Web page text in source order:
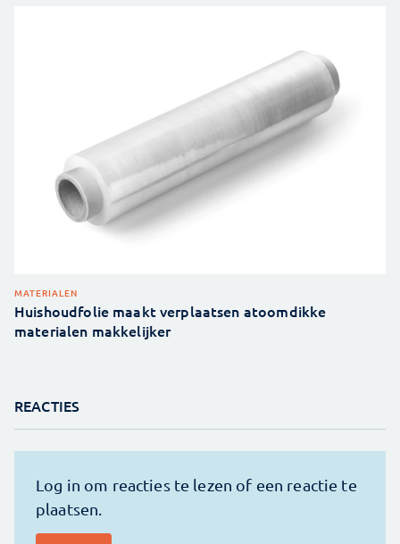
MATERIALEN
Huishoudfolie maakt verplaatsen atoomdikke
materialen makkelijker
REACTIES